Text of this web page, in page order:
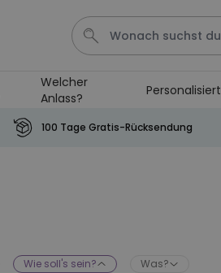
Welcher
Anlass?
Personalisiert
100 Tage Gratis-Rücksendung
Wie soll's sein? Was?